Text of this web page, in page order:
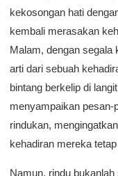
kekosongan hati
kembali merasakan
Malam, dengan segala
arti dari sebuah
bintang berkelip di
menyampaikan pesan-
rindukan,
kehadiran mereka
Namun, rindu